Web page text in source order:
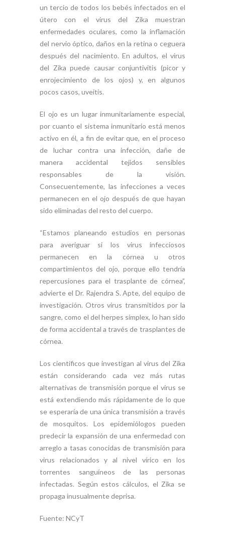
un tercio de todos los bebés infectados en el
útero con el virus del Zika muestran
enfermedades oculares, como la inflamación
del nervio óptico, daños en la retina o ceguera
después del nacimiento. En adultos, el virus
del Zika puede causar conjuntivitis (picor y
enrojecimiento de los ojos) y, en algunos
pocos casos, uveitis.
El ojo es un lugar inmunitariamente especial,
por cuanto el sistema inmunitario está menos
activo en él, a fin de evitar que, en el proceso
de luchar contra una infección, dañe de
manera accidental tejidos sensibles
responsables de la visión.
Consecuentemente, las infecciones a veces
permanecen en el ojo después de que hayan
sido eliminadas del resto del cuerpo.
“Estamos planeando estudios en personas
para averiguar si los virus infecciosos
permanecen en la córnea u otros
compartimientos del ojo, porque ello tendría
repercusiones para el trasplante de córnea”,
advierte el Dr. Rajendra S. Apte, del equipo de
investigación. Otros virus transmitidos por la
sangre, como el del herpes simplex, lo han sido
de forma accidental a través de trasplantes de
córnea.
Los científicos que investigan al virus del Zika
están considerando cada vez más rutas
alternativas de transmisión porque el virus se
está extendiendo más rápidamente de lo que
se esperaría de una única transmisión a través
de mosquitos. Los epidemiólogos pueden
predecir la expansión de una enfermedad con
arreglo a tasas conocidas de transmisión para
virus relacionados y al nivel vírico en los
torrentes sanguíneos de las personas
infectadas. Según estos cálculos, el Zika se
propaga inusualmente deprisa.
Fuente: NCyT